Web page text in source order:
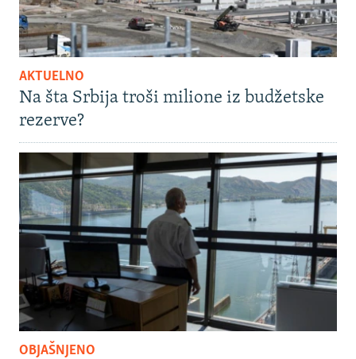
AKTUELNO
Na šta Srbija troši milione iz budžetske
rezerve?
OBJAŠNJENO